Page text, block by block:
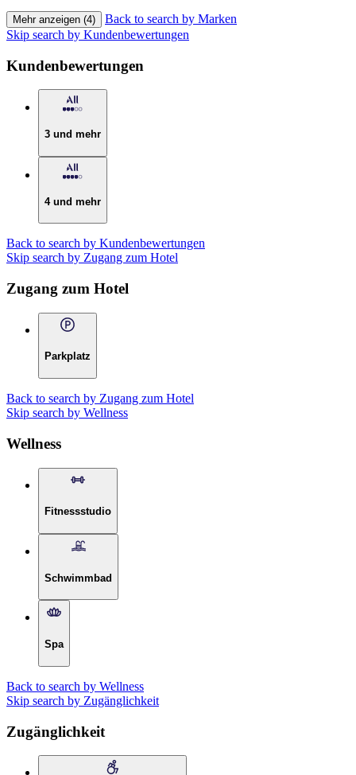
Mehr anzeigen (4)
Back to search by Marken
Skip search by Kundenbewertungen
Kundenbewertungen
3 und mehr
4 und mehr
Back to search by Kundenbewertungen
Skip search by Zugang zum Hotel
Zugang zum Hotel
Parkplatz
Back to search by Zugang zum Hotel
Skip search by Wellness
Wellness
Fitnessstudio
Schwimmbad
Spa
Back to search by Wellness
Skip search by Zugänglichkeit
Zugänglichkeit